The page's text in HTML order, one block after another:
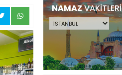
NAMAZVAKİTLERİ